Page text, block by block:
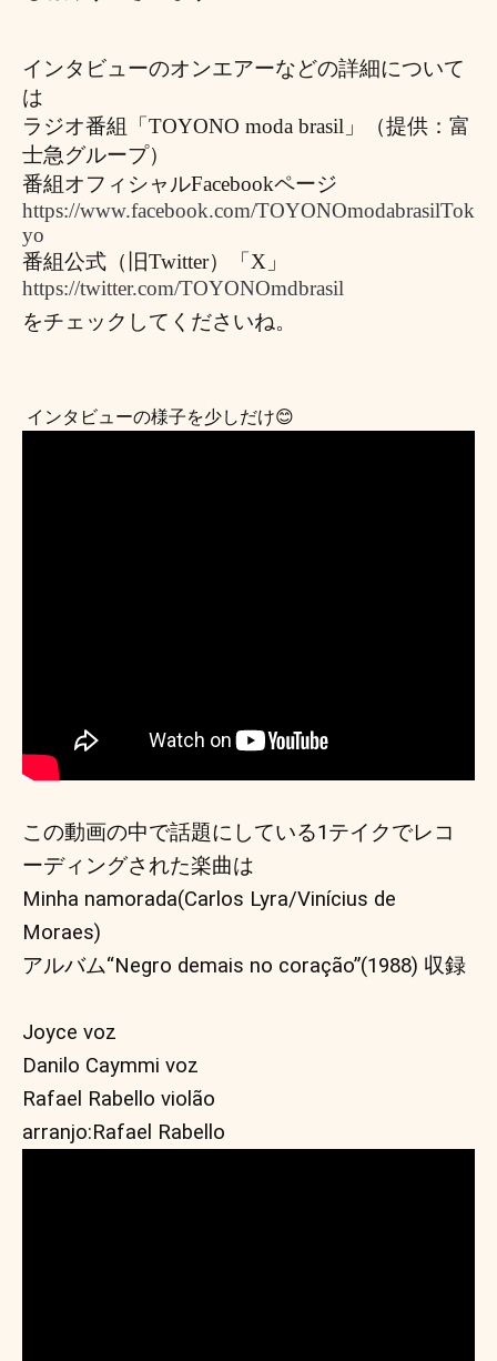
インタビューのオンエアーなどの詳細について
は
ラジオ番組「TOYONO moda brasil」（提供：富
士急グループ）
番組オフィシャルFacebookページ
https://www.facebook.com/TOYONOmodabrasilTok
yo
番組公式（旧Twitter）「X」
https://twitter.com/TOYONOmdbrasil
をチェックしてくださいね。
インタビューの様子を少しだけ😊
この動画の中で話題にしている1テイクでレコ
ーディングされた楽曲は
Minha namorada(Carlos Lyra/Vinícius de
Moraes)
アルバム“Negro demais no coração”(1988) 収録
Joyce voz
Danilo Caymmi voz
Rafael Rabello violão
arranjo:Rafael Rabello